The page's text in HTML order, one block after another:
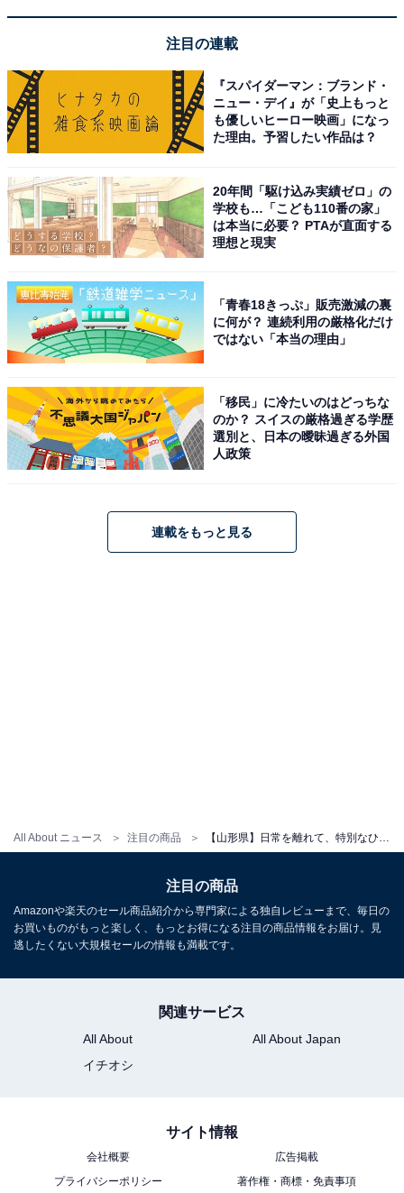
All About ニュース 注目の商品
「温海温泉 萬国屋」は創業300余年の歴史と庭園
「温海温泉 萬国屋」は、開湯1000年以上を誇るあつみ温
泉に佇む、創業300余年の老舗旅館です。趣の異なる2つ
の大浴場「楽水」では、庭園の移ろいや開放感あふれる
海の新鮮な魚介など、庄内の旬の味覚を厳選。伝統に裏
打ちされた細やかなおもてなしで、上質なひとときを過
アクセス
交通手段：JR羽越本線あつみ温泉駅から無料送迎バスま
たはタクシーで約5分／日本海沿岸東北自動車道あつみ
温泉ICより車で約5分
大人1名（参考価格）：1万7600円
※料金は公式Webサイト参考価格
※プラン・部屋により価格は変動します
チェックイン：15:00
チェックアウト：10:00
注目の連載
『スパイダーマン：ブランド・
ニュー・デイ』が「史上もっと
も優しいヒーロー映画」になっ
た理由。予習したい作品は？
20年間「駆け込み実績ゼロ」の
学校も…「こども110番の家」
は本当に必要？ PTAが直面する
理想と現実
「青春18きっぷ」販売激減の裏
に何が？ 連続利用の厳格化だけ
ではない「本当の理由」
「移民」に冷たいのはどっちな
のか？ スイスの厳格過ぎる学歴
選別と、日本の曖昧過ぎる外国
人政策
連載をもっと見る
注目の商品
Amazonや楽天のセール商品紹介から専門家による独自レビューまで、毎日の
お買いものがもっと楽しく、もっとお得になる注目の商品情報をお届け。見
逃したくない大規模セールの情報も満載です。
関連サービス
All About
All About Japan
イチオシ
サイト情報
会社概要
広告掲載
プライバシーポリシー
著作権・商標・免責事項